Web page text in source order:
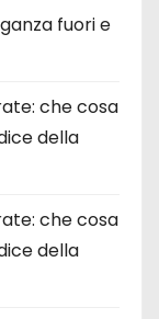
fuori e
che cosa
della
che cosa
della